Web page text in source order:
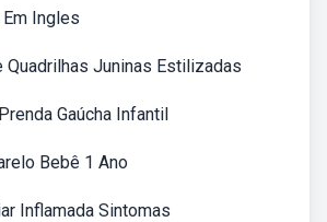
Ingles
Juninas Estilizadas
Gaúcha Infantil
Bebê 1 Ano
Inflamada Sintomas